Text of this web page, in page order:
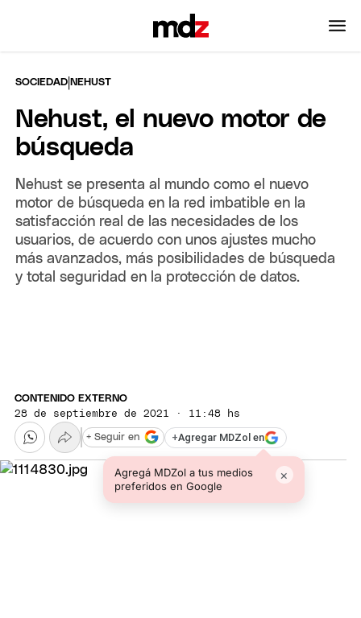
SOCIEDAD |NEHUST
Nehust, el nuevo motor de
búsqueda
Nehust se presenta al mundo como el nuevo
motor de búsqueda en la red imbatible en la
satisfacción real de las necesidades de los
usuarios, de acuerdo con unos ajustes mucho
más avanzados, más posibilidades de búsqueda
y total seguridad en la protección de datos.
CONTENIDO EXTERNO
28 de septiembre de 2021 · 11:48 hs
+Agregar MDZol en
Agregá MDZol a tus medios
preferidos en Google
×
+ Seguir en